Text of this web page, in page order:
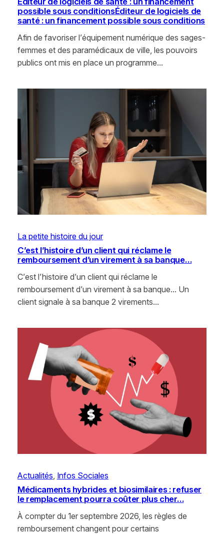
possible sous conditionsÉditeur de logiciels de
santé : un financement possible sous conditions
Afin de favoriser l’équipement numérique des sages-
femmes et des paramédicaux de ville, les pouvoirs
publics ont mis en place un programme…
La petite histoire du jour
C’est l’histoire d’un client qui réclame le
remboursement d’un virement à sa banque…
C’est l’histoire d’un client qui réclame le
remboursement d’un virement à sa banque… Un
client signale à sa banque 2 virements…
Actualités Infos Sociales
Médicaments hybrides et biosimilaires : refuser
le remplacement pourra coûter plus cher…
À compter du 1er septembre 2026, les règles de
remboursement changent pour certains